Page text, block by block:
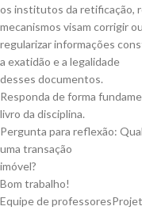
os institutos da retificação,
mecanismos visam corrigir ou
regularizar informações
a exatidão e a legalidade
desses documentos.
Responda de forma
livro da disciplina.
Pergunta para reflexão:
uma transação
imóvel?
Bom trabalho!
Equipe de